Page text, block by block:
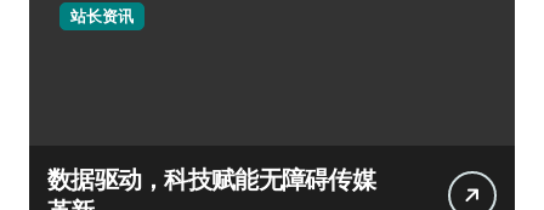
站长资讯
数据驱动，科技赋能无障碍传媒